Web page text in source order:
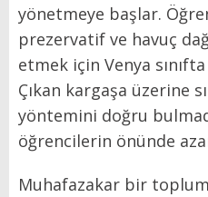
yönetmeye başlar.
prezervatif ve havuç
etmek için Venya
Çıkan kargaşa üzerine
yöntemini doğru
öğrencilerin önünde
Muhafazakar bir